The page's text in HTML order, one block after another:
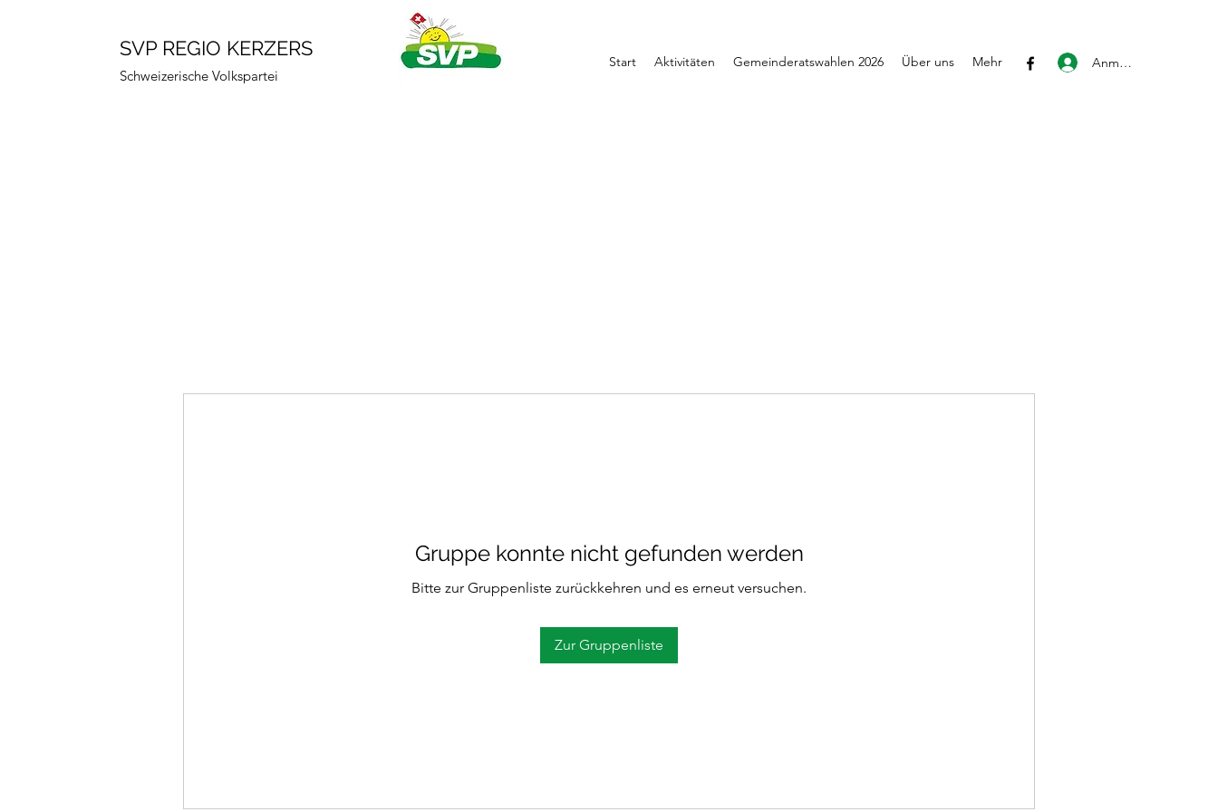
SVP REGIO KERZERS
Schweizerische Volkspartei
Start Aktivitäten Gemeinderatswahlen 2026 Über uns Mehr Anmelden
Gruppe konnte nicht gefunden werden
Bitte zur Gruppenliste zurückkehren und es erneut versuchen.
Zur Gruppenliste